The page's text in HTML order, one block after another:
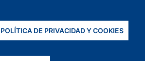
POLÍTICA DE PRIVACIDAD Y COOKIES